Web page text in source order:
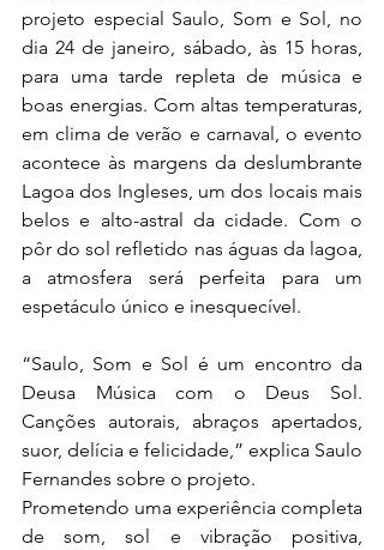
projeto especial Saulo, Som e Sol, no
dia 24 de janeiro, sábado, às 15 horas,
para uma tarde repleta de música e
boas energias. Com altas temperaturas,
em clima de verão e carnaval, o evento
acontece às margens da deslumbrante
Lagoa dos Ingleses, um dos locais mais
belos e alto-astral da cidade. Com o
pôr do sol refletido nas águas da lagoa,
a atmosfera será perfeita para um
espetáculo único e inesquecível.
“Saulo, Som e Sol é um encontro da
Deusa Música com o Deus Sol.
Canções autorais, abraços apertados,
suor, delícia e felicidade,” explica Saulo
Fernandes sobre o projeto.
Prometendo uma experiência completa
de som, sol e vibração positiva,